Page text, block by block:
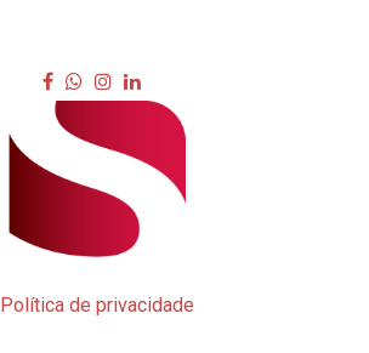
Política de privacidade